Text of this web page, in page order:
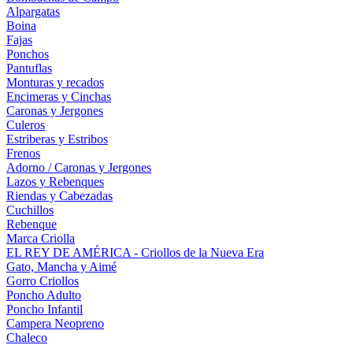
Alpargatas
Boina
Fajas
Ponchos
Pantuflas
Monturas y recados
Encimeras y Cinchas
Caronas y Jergones
Culeros
Estriberas y Estribos
Frenos
Adorno / Caronas y Jergones
Lazos y Rebenques
Riendas y Cabezadas
Cuchillos
Rebenque
Marca Criolla
EL REY DE AMÉRICA - Criollos de la Nueva Era
Gato, Mancha y Aimé
Gorro Criollos
Poncho Adulto
Poncho Infantil
Campera Neopreno
Chaleco